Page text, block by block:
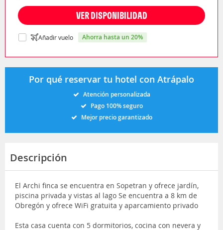
VER DISPONIBILIDAD
Añadir vuelo ahorra hasta un 20%
Por qué reservar tu hotel con Atrápalo
Atención personalizada
Pago 100% seguro
Mejor precio garantizado
Descripción
El Archi finca se encuentra en Sopetran y ofrece jardín,
piscina privada y vistas al lago Se encuentra a 8 km de
Obregón y ofrece WiFi gratuita y aparcamiento privado
Esta casa cuenta con 5 dormitorios, cocina con nevera y